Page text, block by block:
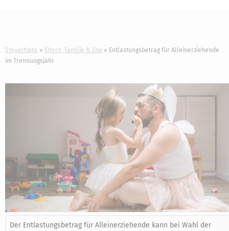
Steuertipps Eltern, Familie & Ehe
Entlastungsbetrag für Alleinerziehende
im Trennungsjahr
Der Entlastungsbetrag für Alleinerziehende kann bei Wahl der